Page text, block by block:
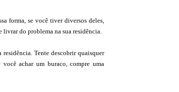
forma, se você tiver diversos deles,
livrar do problema na sua residência.
Tente descobrir quaisquer
achar um buraco, compre uma